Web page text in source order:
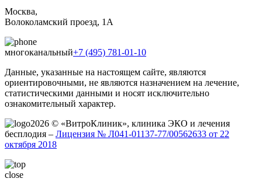
Москва,
Волоколамский проезд, 1А
многоканальный+7 (495) 781-01-10
Данные, указанные на настоящем сайте, являются
ориентировочными, не являются назначением на лечение,
статистическими данными и носят исключительно
ознакомительный характер.
2026 © «ВитроКлиник», клиника ЭКО и лечения
бесплодия – Лицензия № Л041-01137-77/00562633 от 22
октября 2018
close